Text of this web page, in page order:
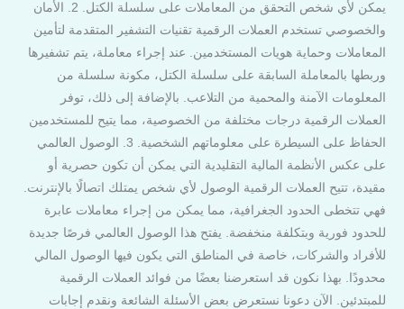
يمكن لأي شخص التحقق من المعاملات على سلسلة الكتل. 2. الأمان
والخصوصي تستخدم العملات الرقمية تقنيات التشفير المتقدمة لتأمين
المعاملات وحماية هويات المستخدمين. عند إجراء معاملة، يتم تشفيرها
وربطها بالمعاملة السابقة على سلسلة الكتل، مكونة سلسلة من
المعلومات الآمنة والمحمية من التلاعب. بالإضافة إلى ذلك، توفر
العملات الرقمية درجات مختلفة من الخصوصية، مما يتيح للمستخدمين
الحفاظ على السيطرة على معلوماتهم الشخصية. 3. الوصول العالمي
على عكس الأنظمة المالية التقليدية التي يمكن أن تكون حصرية أو
مقيدة، تتيح العملات الرقمية الوصول لأي شخص يمتلك اتصالًا بالإنترنت.
فهي تتخطى الحدود الجغرافية، مما يمكن من إجراء معاملات عابرة
للحدود فورية وبتكلفة منخفضة. يفتح هذا الوصول العالمي فرصًا جديدة
للأفراد والشركات، خاصة في المناطق التي يكون فيها الوصول المالي
محدودًا. بهذا نكون قد استعرضنا بعضًا من فوائد العملات الرقمية
للمبتدئين. الآن دعونا نستعرض بعض الأسئلة الشائعة ونقدم إجابات